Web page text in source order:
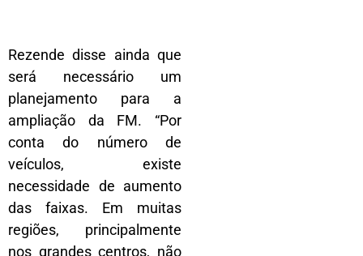
Rezende disse ainda que
será necessário um
planejamento para a
ampliação da FM. “Por
conta do número de
veículos, existe
necessidade de aumento
das faixas. Em muitas
regiões, principalmente
nos grandes centros, não